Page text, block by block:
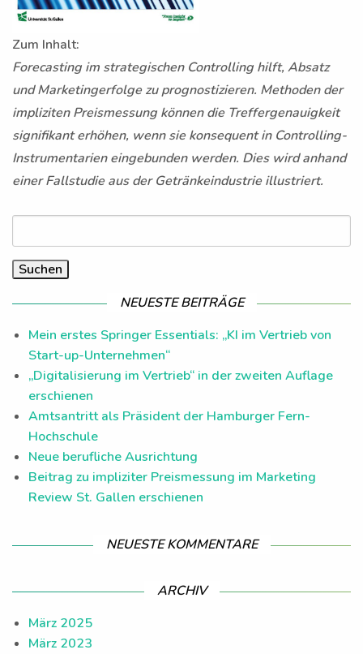
Zum Inhalt:
Forecasting im strategischen Controlling hilft, Absatz
und Marketingerfolge zu prognostizieren. Methoden der
impliziten Preismessung können die Treffergenauigkeit
signifikant erhöhen, wenn sie konsequent in Controlling-
Instrumentarien eingebunden werden. Dies wird anhand
einer Fallstudie aus der Getränkeindustrie illustriert.
nach:
NEUESTE BEITRÄGE
Mein erstes Springer Essentials: „KI im Vertrieb von
Start-up-Unternehmen“
„Digitalisierung im Vertrieb“ in der zweiten Auflage
erschienen
Amtsantritt als Präsident der Hamburger Fern-
Hochschule
Neue berufliche Ausrichtung
Beitrag zu impliziter Preismessung im Marketing
Review St. Gallen erschienen
NEUESTE KOMMENTARE
ARCHIV
März 2025
März 2023